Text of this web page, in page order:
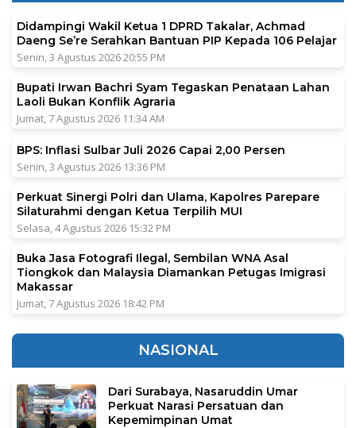
Didampingi Wakil Ketua 1 DPRD Takalar, Achmad
Daeng Se’re Serahkan Bantuan PIP Kepada 106 Pelajar
Senin, 3 Agustus 2026 20:55 PM
Bupati Irwan Bachri Syam Tegaskan Penataan Lahan
Laoli Bukan Konflik Agraria
Jumat, 7 Agustus 2026 11:34 AM
BPS: Inflasi Sulbar Juli 2026 Capai 2,00 Persen
Senin, 3 Agustus 2026 13:36 PM
Perkuat Sinergi Polri dan Ulama, Kapolres Parepare
Silaturahmi dengan Ketua Terpilih MUI
Selasa, 4 Agustus 2026 15:32 PM
Buka Jasa Fotografi Ilegal, Sembilan WNA Asal
Tiongkok dan Malaysia Diamankan Petugas Imigrasi
Makassar
Jumat, 7 Agustus 2026 18:42 PM
NASIONAL
Dari Surabaya, Nasaruddin Umar
Perkuat Narasi Persatuan dan
Kepemimpinan Umat